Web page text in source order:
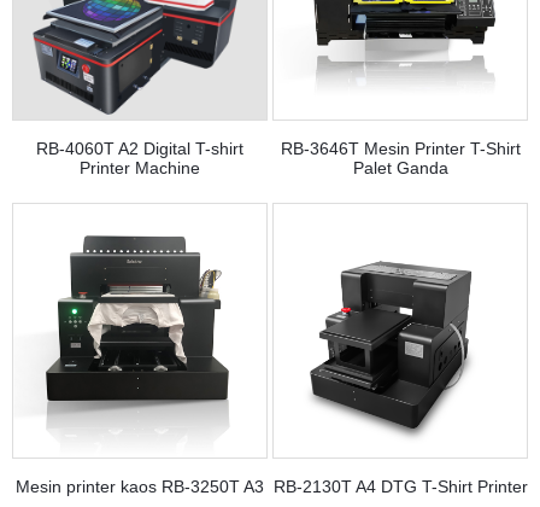
RB-4060T A2 Digital T-shirt
Printer Machine
RB-3646T Mesin Printer T-Shirt
Palet Ganda
Mesin printer kaos RB-3250T A3 RB-2130T A4 DTG T-Shirt Printer